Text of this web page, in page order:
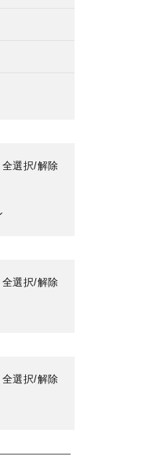
全選択/解除
全選択/解除
全選択/解除